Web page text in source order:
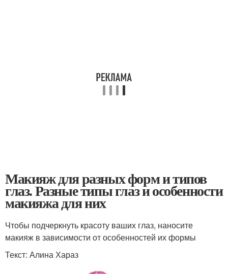
Макияж для разных форм и типов
глаз. Разные типы глаз и особенности
макияжа для них
Чтобы подчеркнуть красоту ваших глаз, наносите
макияж в зависимости от особенностей их формы
Текст: Алина Хараз